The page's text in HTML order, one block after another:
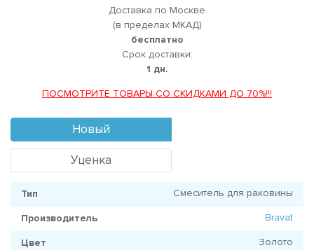
Доставка по Москве
(в пределах МКАД)
бесплатно
Срок доставки:
1 дн.
ПОСМОТРИТЕ ТОВАРЫ СО СКИДКАМИ ДО 70%!!!
Новый
Уценка
Тип Смеситель для раковины
Производитель Bravat
Цвет Золото